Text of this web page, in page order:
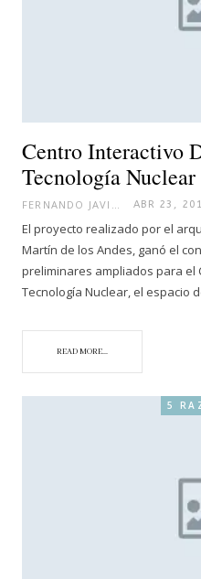
Centro Interactivo
Tecnología Nuclear
ABR 23,
El proyecto realizado por el
Martín de los Andes, ganó el
preliminares ampliados para el
Tecnología Nuclear, el espacio
READ MORE...
5